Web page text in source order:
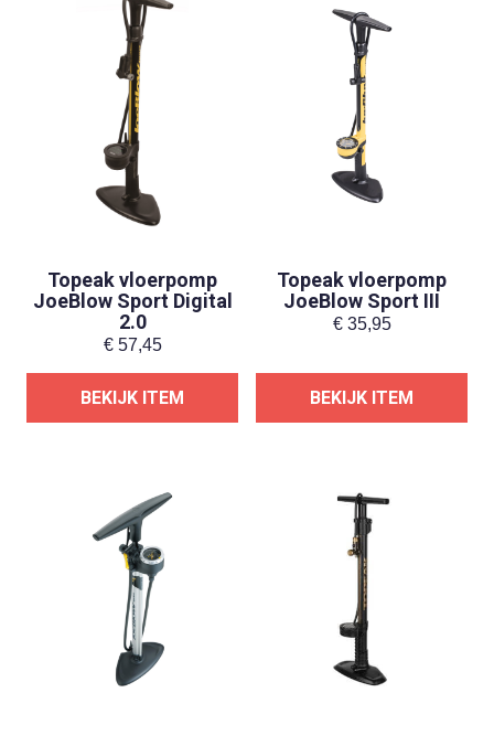
Topeak vloerpomp
JoeBlow Sport Digital
2.0
€57,45
BEKIJK ITEM
Topeak vloerpomp
JoeBlow Sport III
€35,95
BEKIJK ITEM